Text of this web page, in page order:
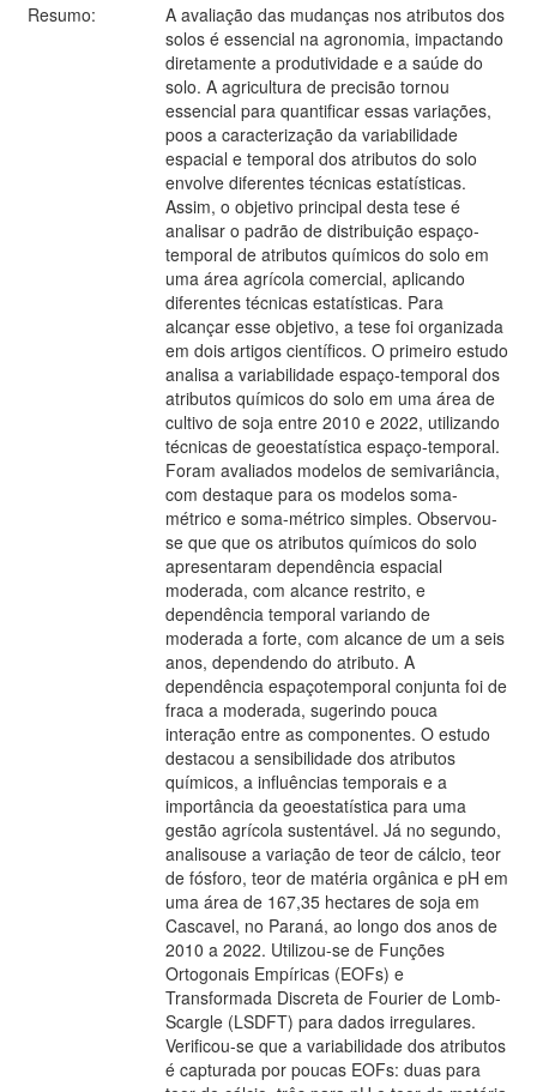
Resumo:
A avaliação das mudanças nos atributos dos
solos é essencial na agronomia, impactando
diretamente a produtividade e a saúde do
solo. A agricultura de precisão tornou
essencial para quantificar essas variações,
poos a caracterização da variabilidade
espacial e temporal dos atributos do solo
envolve diferentes técnicas estatísticas.
Assim, o objetivo principal desta tese é
analisar o padrão de distribuição espaço-
temporal de atributos químicos do solo em
uma área agrícola comercial, aplicando
diferentes técnicas estatísticas. Para
alcançar esse objetivo, a tese foi organizada
em dois artigos científicos. O primeiro estudo
analisa a variabilidade espaço-temporal dos
atributos químicos do solo em uma área de
cultivo de soja entre 2010 e 2022, utilizando
técnicas de geoestatística espaço-temporal.
Foram avaliados modelos de semivariância,
com destaque para os modelos soma-
métrico e soma-métrico simples. Observou-
se que que os atributos químicos do solo
apresentaram dependência espacial
moderada, com alcance restrito, e
dependência temporal variando de
moderada a forte, com alcance de um a seis
anos, dependendo do atributo. A
dependência espaçotemporal conjunta foi de
fraca a moderada, sugerindo pouca
interação entre as componentes. O estudo
destacou a sensibilidade dos atributos
químicos, a influências temporais e a
importância da geoestatística para uma
gestão agrícola sustentável. Já no segundo,
analisouse a variação de teor de cálcio, teor
de fósforo, teor de matéria orgânica e pH em
uma área de 167,35 hectares de soja em
Cascavel, no Paraná, ao longo dos anos de
2010 a 2022. Utilizou-se de Funções
Ortogonais Empíricas (EOFs) e
Transformada Discreta de Fourier de Lomb-
Scargle (LSDFT) para dados irregulares.
Verificou-se que a variabilidade dos atributos
é capturada por poucas EOFs: duas para